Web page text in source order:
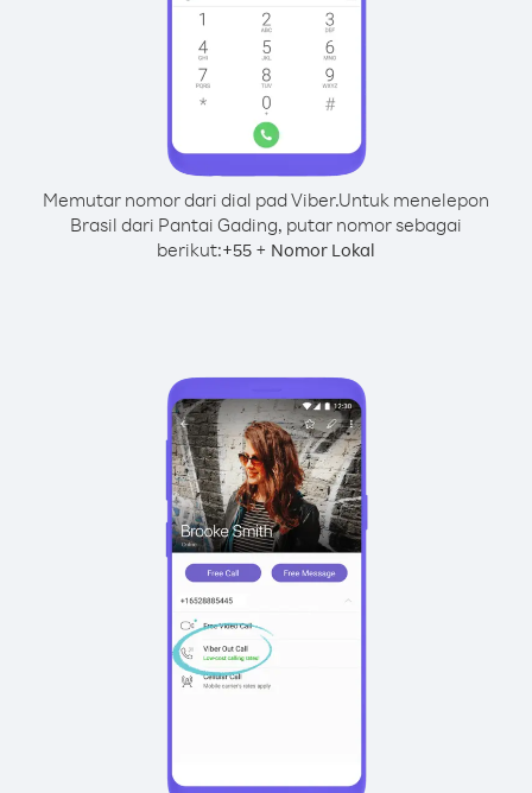
Memutar nomor dari dial pad Viber.Untuk menelepon
Brasil dari Pantai Gading, putar nomor sebagai
berikut:+55 + Nomor Lokal